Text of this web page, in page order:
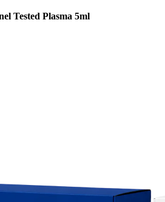
Tested Plasma 5ml